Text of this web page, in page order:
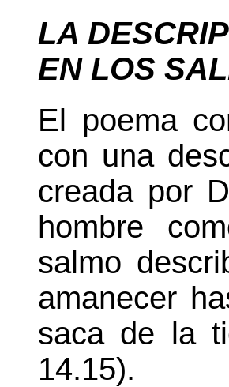
LA
EN LOS
El poema
con una
creada por
hombre
salmo
amanecer
saca de la
14.15).